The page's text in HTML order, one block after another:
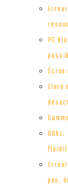
PC
Elara
60hz,
pas,